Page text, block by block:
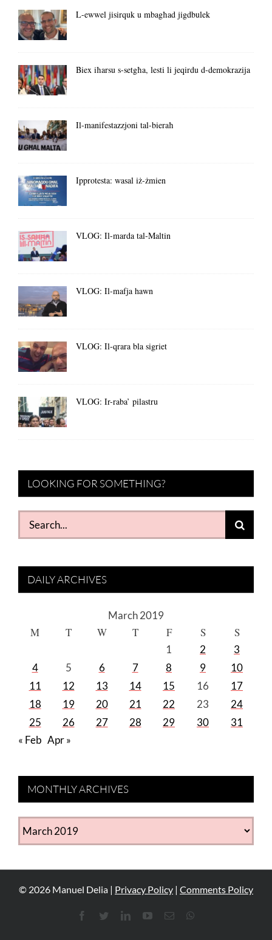
L-ewwel jisirquk u mbagħad jigdbulek
Biex iħarsu s-setgħa, lesti li jeqirdu d-demokrazija
Il-manifestazzjoni tal-bieraħ
Ipprotesta: wasal iż-żmien
VLOG: Il-marda tal-Maltin
VLOG: Il-mafja hawn
VLOG: Il-qrara bla sigriet
VLOG: Ir-raba’ pilastru
LOOKING FOR SOMETHING?
Search
for:
DAILY ARCHIVES
March 2019
M T W T F S S
1 2
3
4
5 6 7 8 9
10
11
12 13 14 15 16
17
18
19 20 21 22 23
24
25
26 27 28 29 30
31
« Feb Apr »
MONTHLY ARCHIVES
MONTHLY
ARCHIVES
© 2026 Manuel Delia | Privacy Policy | Comments Policy
FacebookTwitterLinkedInYouTube
Email